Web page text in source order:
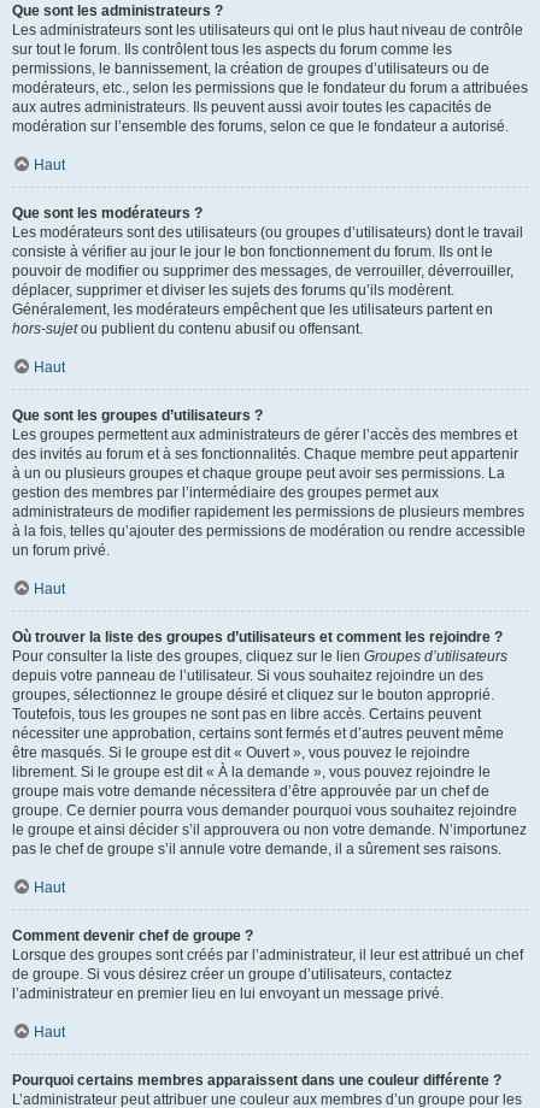
Que sont les administrateurs ?
Les administrateurs sont les utilisateurs qui ont le plus haut niveau de contrôle
sur tout le forum. Ils contrôlent tous les aspects du forum comme les
permissions, le bannissement, la création de groupes d’utilisateurs ou de
modérateurs, etc., selon les permissions que le fondateur du forum a attribuées
aux autres administrateurs. Ils peuvent aussi avoir toutes les capacités de
modération sur l’ensemble des forums, selon ce que le fondateur a autorisé.
Haut
Que sont les modérateurs ?
Les modérateurs sont des utilisateurs (ou groupes d’utilisateurs) dont le travail
consiste à vérifier au jour le jour le bon fonctionnement du forum. Ils ont le
pouvoir de modifier ou supprimer des messages, de verrouiller, déverrouiller,
déplacer, supprimer et diviser les sujets des forums qu’ils modèrent.
Généralement, les modérateurs empêchent que les utilisateurs partent en
hors-sujetou publient du contenu abusif ou offensant.
Haut
Que sont les groupes d’utilisateurs ?
Les groupes permettent aux administrateurs de gérer l’accès des membres et
des invités au forum et à ses fonctionnalités. Chaque membre peut appartenir
à un ou plusieurs groupes et chaque groupe peut avoir ses permissions. La
gestion des membres par l’intermédiaire des groupes permet aux
administrateurs de modifier rapidement les permissions de plusieurs membres
à la fois, telles qu’ajouter des permissions de modération ou rendre accessible
un forum privé.
Haut
Où trouver la liste des groupes d’utilisateurs et comment les rejoindre ?
Pour consulter la liste des groupes, cliquez sur le lien Groupes d’utilisateurs
depuis votre panneau de l’utilisateur. Si vous souhaitez rejoindre un des
groupes, sélectionnez le groupe désiré et cliquez sur le bouton approprié.
Toutefois, tous les groupes ne sont pas en libre accès. Certains peuvent
nécessiter une approbation, certains sont fermés et d’autres peuvent même
être masqués. Si le groupe est dit « Ouvert », vous pouvez le rejoindre
librement. Si le groupe est dit « À la demande », vous pouvez rejoindre le
groupe mais votre demande nécessitera d’être approuvée par un chef de
groupe. Ce dernier pourra vous demander pourquoi vous souhaitez rejoindre
le groupe et ainsi décider s’il approuvera ou non votre demande. N’importunez
pas le chef de groupe s’il annule votre demande, il a sûrement ses raisons.
Haut
Comment devenir chef de groupe ?
Lorsque des groupes sont créés par l’administrateur, il leur est attribué un chef
de groupe. Si vous désirez créer un groupe d’utilisateurs, contactez
l’administrateur en premier lieu en lui envoyant un message privé.
Haut
Pourquoi certains membres apparaissent dans une couleur différente ?
L’administrateur peut attribuer une couleur aux membres d’un groupe pour les